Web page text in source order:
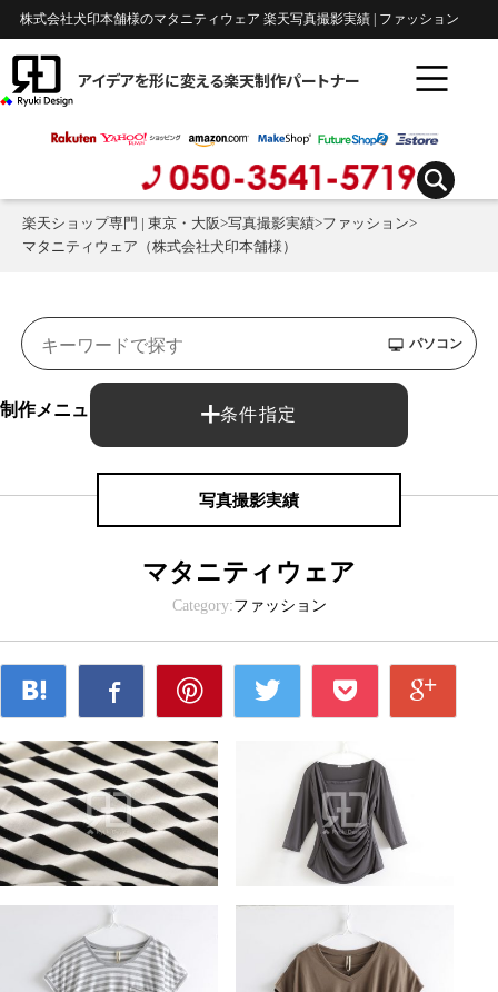
株式会社犬印本舗様のマタニティウェア 楽天写真撮影実績 | ファッション
アイデアを形に変える楽天制作パートナー
楽天ショップ専門 | 東京・大阪>写真撮影実績>ファッション>
マタニティウェア（株式会社犬印本舗様）
条件指定
パソコン
制作メニュー：
写真撮影実績
マタニティウェア
Category:ファッション